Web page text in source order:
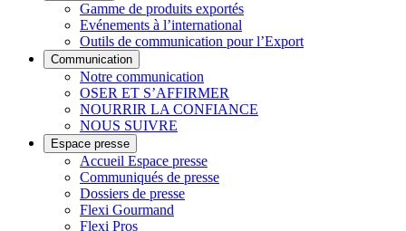
Gamme de produits exportés
Evénements à l’international
Outils de communication pour l’Export
Communication
Notre communication
OSER ET S’AFFIRMER
NOURRIR LA CONFIANCE
NOUS SUIVRE
Espace presse
Accueil Espace presse
Communiqués de presse
Dossiers de presse
Flexi Gourmand
Flexi Pros